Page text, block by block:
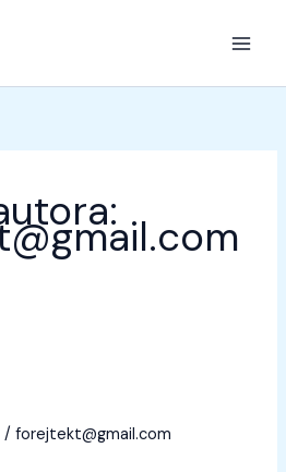
/forejtekt@gmail.com